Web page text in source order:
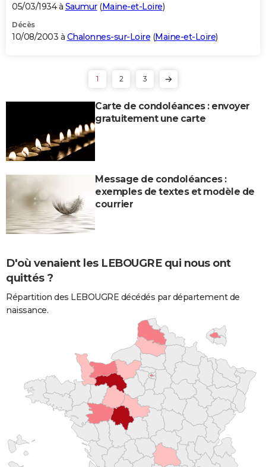
05/03/1934 à Saumur(Maine-et-Loire)
Décès
10/08/2003 à Chalonnes-sur-Loire (Maine-et-Loire)
1 2 3
Carte de condoléances : envoyer
gratuitement une carte
Message de condoléances :
exemples de textes et modèle de
courrier
D'où venaient les LEBOUGRE qui nous ont
quittés ?
Répartition des LEBOUGRE décédés par département de
naissance.